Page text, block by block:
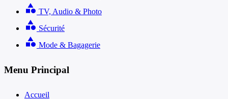
category TV, Audio & Photo
category Sécurité
category Mode & Bagagerie
Menu Principal
Accueil